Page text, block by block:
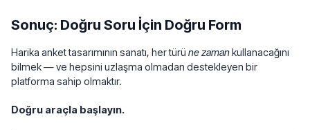
Sonuç: Doğru Soru İçin Doğru Form
Harika anket tasarımının sanatı, her türü ne zamankullanacağını
bilmek — ve hepsini uzlaşma olmadan destekleyen bir
platforma sahip olmaktır.
Doğru araçla başlayın.